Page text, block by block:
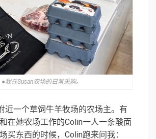
●我在Susan农场的日常采购。
近一个草饲牛羊牧场的农场主。有
在她农场工作的Colin一人一条酸面
买东西的时候，Colin跑来问我：